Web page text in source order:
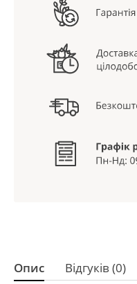
Опис Відгуків (0)